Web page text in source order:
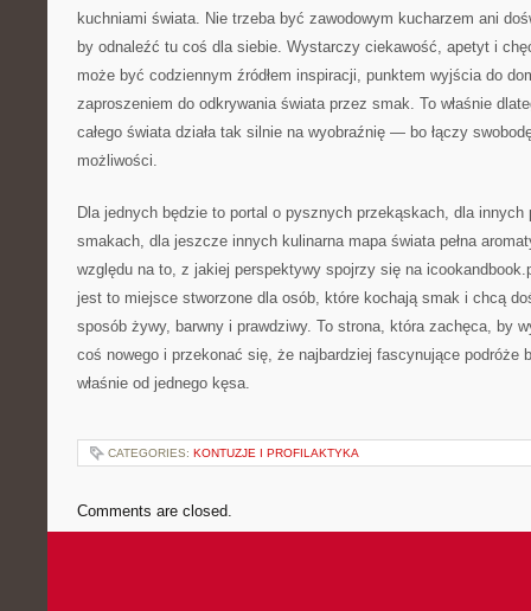
kuchniami świata. Nie trzeba być zawodowym kucharzem ani
by odnaleźć tu coś dla siebie. Wystarczy ciekawość, apetyt i
może być codziennym źródłem inspiracji, punktem wyjścia do
zaproszeniem do odkrywania świata przez smak. To właśnie
całego świata działa tak silnie na wyobraźnię — bo łączy
możliwości.
Dla jednych będzie to portal o pysznych przekąskach, dla innych
smakach, dla jeszcze innych kulinarna mapa świata pełna
względu na to, z jakiej perspektywy spojrzy się na
jest to miejsce stworzone dla osób, które kochają smak i chcą
sposób żywy, barwny i prawdziwy. To strona, która zachęca, by
coś nowego i przekonać się, że najbardziej fascynujące podróże
właśnie od jednego kęsa.
CATEGORIES: KONTUZJE I PROFILAKTYKA
Comments are closed.